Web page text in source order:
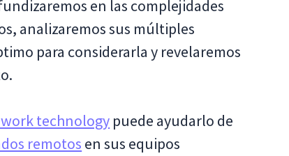
en las complejidades
analizaremos sus múltiples
para considerarla y revelaremos
technology puede ayudarlo de
remotos en sus equipos